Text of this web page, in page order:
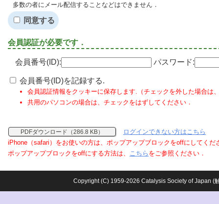
多数の者にメール配信することなどはできません．
同意する
会員認証が必要です．
会員番号(ID): パスワード:
会員番号(ID)を記録する.
会員認証情報をクッキーに保存します.（チェックを外した場合は
共用のパソコンの場合は、チェックをはずしてください．
PDFダウンロード（286.8 KB）
ログインできない方はこちら
iPhone（safari）をお使いの方は、ポップアップブロックをoffにしてくだ
ポップアップブロックをoffにする方法は、 こちら をご参照ください．
Copyright (C) 1959-2026 Catalysis Society of Japan (